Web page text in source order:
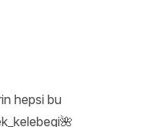
hepsi bu